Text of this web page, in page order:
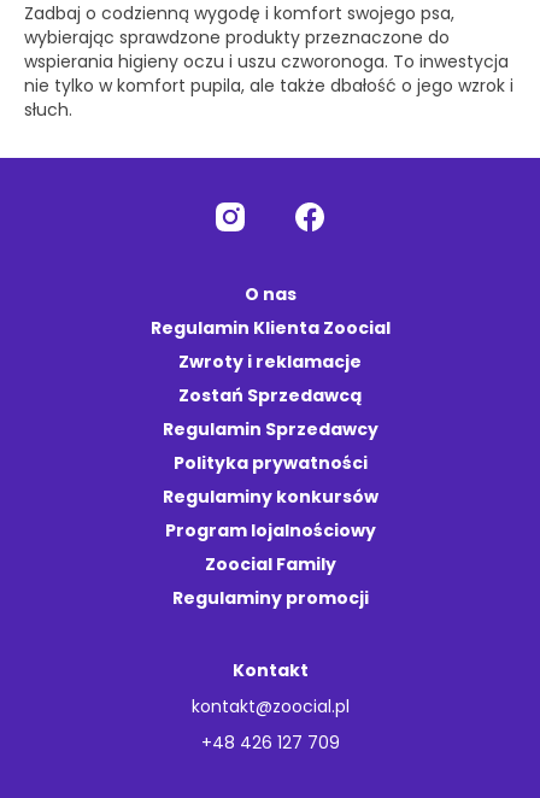
Zadbaj o codzienną wygodę i komfort swojego psa,
wybierając sprawdzone produkty przeznaczone do
wspierania higieny oczu i uszu czworonoga. To inwestycja
nie tylko w komfort pupila, ale także dbałość o jego wzrok i
słuch.
O nas
Regulamin Klienta Zoocial
Zwroty i reklamacje
Zostań Sprzedawcą
Regulamin Sprzedawcy
Polityka prywatności
Regulaminy konkursów
Program lojalnościowy
Zoocial Family
Regulaminy promocji
Kontakt
kontakt@zoocial.pl
+48 426 127 709